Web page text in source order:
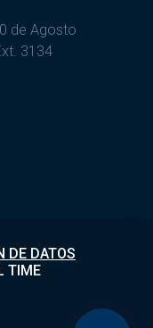
de Agosto
3134
DE DATOS
TIME